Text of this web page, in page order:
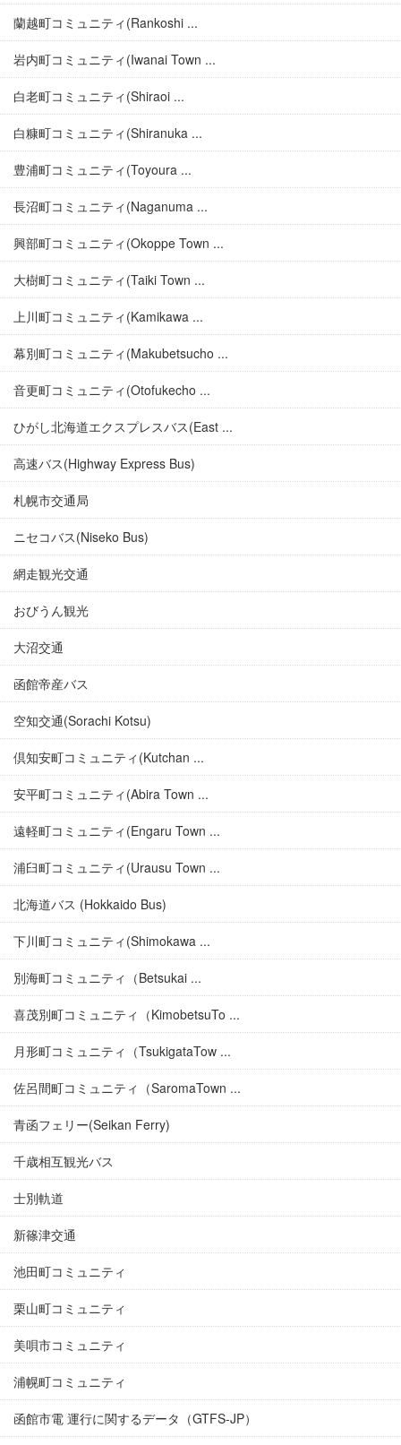
蘭越町コミュニティ(Rankoshi ...
岩内町コミュニティ(Iwanai Town ...
白老町コミュニティ(Shiraoi ...
白糠町コミュニティ(Shiranuka ...
豊浦町コミュニティ(Toyoura ...
長沼町コミュニティ(Naganuma ...
興部町コミュニティ(Okoppe Town ...
大樹町コミュニティ(Taiki Town ...
上川町コミュニティ(Kamikawa ...
幕別町コミュニティ(Makubetsucho ...
音更町コミュニティ(Otofukecho ...
ひがし北海道エクスプレスバス(East ...
高速バス(Highway Express Bus)
札幌市交通局
ニセコバス(Niseko Bus)
網走観光交通
おびうん観光
大沼交通
函館帝産バス
空知交通(Sorachi Kotsu)
倶知安町コミュニティ(Kutchan ...
安平町コミュニティ(Abira Town ...
遠軽町コミュニティ(Engaru Town ...
浦臼町コミュニティ(Urausu Town ...
北海道バス (Hokkaido Bus)
下川町コミュニティ(Shimokawa ...
別海町コミュニティ（Betsukai ...
喜茂別町コミュニティ（KimobetsuTo ...
月形町コミュニティ（TsukigataTow ...
佐呂間町コミュニティ（SaromaTown ...
青函フェリー(Seikan Ferry)
千歳相互観光バス
士別軌道
新篠津交通
池田町コミュニティ
栗山町コミュニティ
美唄市コミュニティ
浦幌町コミュニティ
函館市電 運行に関するデータ（GTFS-JP）